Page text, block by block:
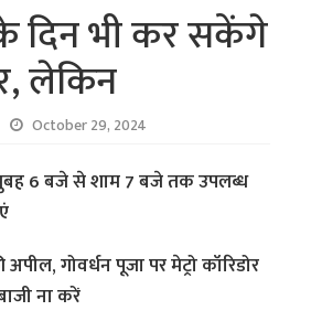
दिन भी कर सकेंगे
लेकिन
October 29, 2024
6 बजे से शाम 7 बजे तक उपलब्ध
गोवर्धन पूजा पर मेट्रो कॉरिडोर
ना करें